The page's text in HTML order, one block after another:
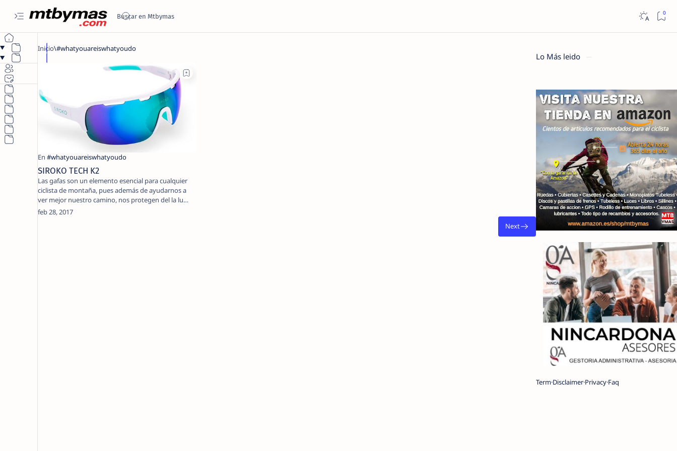
SIROKO TECH K2
Las gafas son un elemento esencial para cualquier
ciclista de montaña, pues además de ayudarnos a
ver mejor nuestro camino, nos protegen del la lu…
Lo Más leido
Term Disclaimer Privacy Faq